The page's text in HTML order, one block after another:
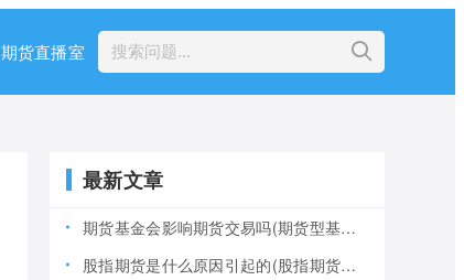
期货直播室
最新文章
期货基金会影响期货交易吗(期货型基金风险大吗)
股指期货是什么原因引起的(股指期货产生的原因)